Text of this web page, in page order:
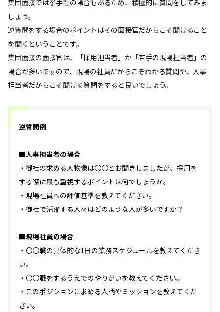
集団面接では挙手性の場合もあるため、積極的に質問をしてみま
しょう。
逆質問をする場合のポイントはその面接官だからこそ聞けること
を聞くということです。
集団面接の面接官は、「採用担当者」か「若手の現場担当者」の
場合が多いですので、現場の社員だからこそわかる質問や、人事
担当者だからこそ聞ける質問をすると良いでしょう。
逆質問例
■人事担当者の場合
・御社の求める人物像は〇〇とお聞きしましたが、採用を
する際に最も重視するポイントは何でしょうか。
・現場社員への評価基準を教えてください。
・御社で活躍する人材はどのような人が多いですか？
■現場社員の場合
・〇〇職の具体的な1日の業務スケジュールを教えてくださ
い。
・〇〇職をするうえでのやりがいを教えてください。
・このポジションに求める人柄やミッションを教えてくだ
さい。